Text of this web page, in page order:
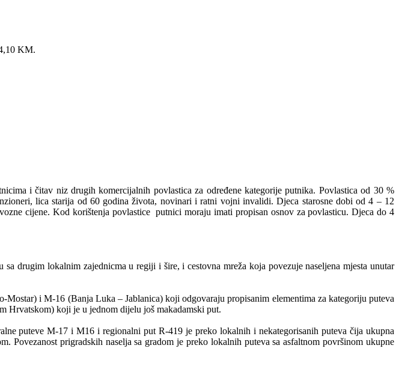
KM.
i čitav niz drugih komercijalnih povlastica za određene kategorije putnika. Povlastica od 30 %
lica starija od 60 godina života, novinari i ratni vojni invalidi. Djeca starosne dobi od 4 – 12
cijene. Kod korištenja povlastice putnici moraju imati propisan osnov za povlasticu. Djeca do 4
drugim lokalnim zajednicma u regiji i šire, i cestovna mreža koja povezuje naseljena mjesta unutar
i M-16 (Banja Luka – Jablanica) koji odgovaraju propisanim elementima za kategoriju puteva
Hrvatskom) koji je u jednom dijelu još makadamski put.
puteve M-17 i M16 i regionalni put R-419 je preko lokalnih i nekategorisanih puteva čija ukupna
Povezanost prigradskih naselja sa gradom je preko lokalnih puteva sa asfaltnom površinom ukupne